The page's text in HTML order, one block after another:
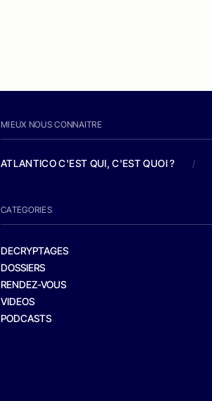
MIEUX NOUS CONNAITRE
ATLANTICO C'EST QUI, C'EST QUOI ? /
CATEGORIES
DECRYPTAGES
DOSSIERS
RENDEZ-VOUS
VIDEOS
PODCASTS